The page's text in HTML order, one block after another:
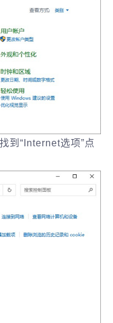
到“Internet选项”点